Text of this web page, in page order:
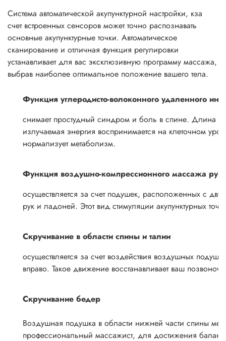
Система автоматической акупунктурной настройки, кза
счет встроенных сенсоров может точно распознавать
основные акупунктурные точки. Автоматическое
сканирование и отличная функция регулировки
устанавливает для вас эксклюзивную программу массажа,
выбрав наиболее оптимальное положение вашего тела.
Функция углеродисто-волоконного удаленного
снимает простудный синдром и боль в спине. Длина
излучаемая энергия воспринимается на клеточном
нормализует метаболизм.
Функция воздушно-компрессионного массажа рук
осуществляется за счет подушек, расположенных с
рук и ладоней. Этот вид стимуляции акупунктурных
Скручивание в области спины и талии
осуществляется за счет воздействия воздушных
вправо. Такое движение восстанавливает ваш
Скручивание бедер
Воздушная подушка в области нижней части спины
профессиональный массажист, для достижения